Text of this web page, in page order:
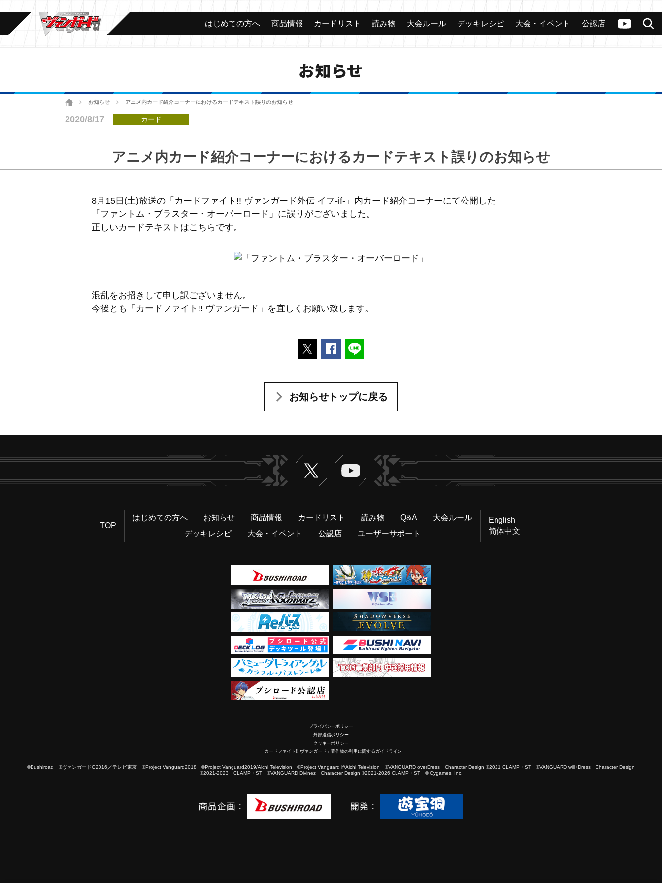
ヴァンガードch
検索
カード 大会 公認店舗 その他
はじめての方へ 商品情報 カードリスト 読み物 大会ルール デッキレシピ 大会・イベント 公認店
お知らせ
ホームお知らせ アニメ内カード紹介コーナーにおけるカードテキスト誤りのお知らせ
2020/8/17 カード
アニメ内カード紹介コーナーにおけるカードテキスト誤りのお知らせ
8月15日(土)放送の「カードファイト!! ヴァンガード外伝 イフ-if-」内カード紹介コーナーにて公開した
「ファントム・ブラスター・オーバーロード」に誤りがございました。
正しいカードテキストはこちらです。
混乱をお招きして申し訳ございません。
今後とも「カードファイト!! ヴァンガード」を宜しくお願い致します。
ポストするFacebookでシェアする
お知らせトップに戻る
Twitter ヴァンガードch
TOP
はじめての方へ お知らせ 商品情報 カードリスト 読み物 Q&A
大会ルール
デッキレシピ
大会・イベント 公認店 ユーザーサポート
English
简体中文
プライバシーポリシー
外部送信ポリシー
クッキーポリシー
「カードファイト!! ヴァンガード」著作物の利用に関するガイドライン
©Bushiroad ©ヴァンガードG2016／テレビ東京 ©Project Vanguard2018 ©Project Vanguard2019/Aichi Television ©Project Vanguard if/Aichi Television ©VANGUARD overDress Character Design ©2021 CLAMP・ST ©VANGUARD will+Dress Character Design
©2021-2023 CLAMP・ST ©VANGUARD Divinez Character Design ©2021-2026 CLAMP・ST © Cygames, Inc.